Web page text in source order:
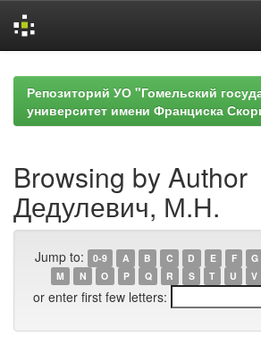
navigationРепозиторий УО "Гомельский
университет имени Франциска
Browsing by Author
Дедулевич, М.Н.
Jump to: 0-9 A B C D E F G
M
N O P Q R S T U V
or enter first few letters: